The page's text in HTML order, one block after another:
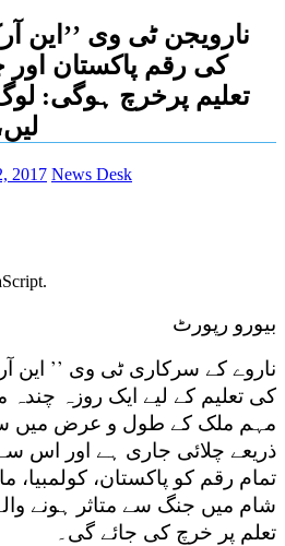
نارویجن ٹی وی ’’این
کی رقم پاکستان اور
تعلیم پرخرچ ہوگی:
2017 News Desk
بیورو رپورٹ
ناروے کے سرکاری ٹی وی ’’ این
کی تعلیم کے لیے ایک روزہ چندہ
مہم ملک کے طول و عرض میں
ذریعے چلائی جاری ہے اور اس
تمام رقم کو پاکستان، کولمبیا،
شام میں جنگ سے متاثر ہونے
تعلم پر خرچ کی جائے گی۔